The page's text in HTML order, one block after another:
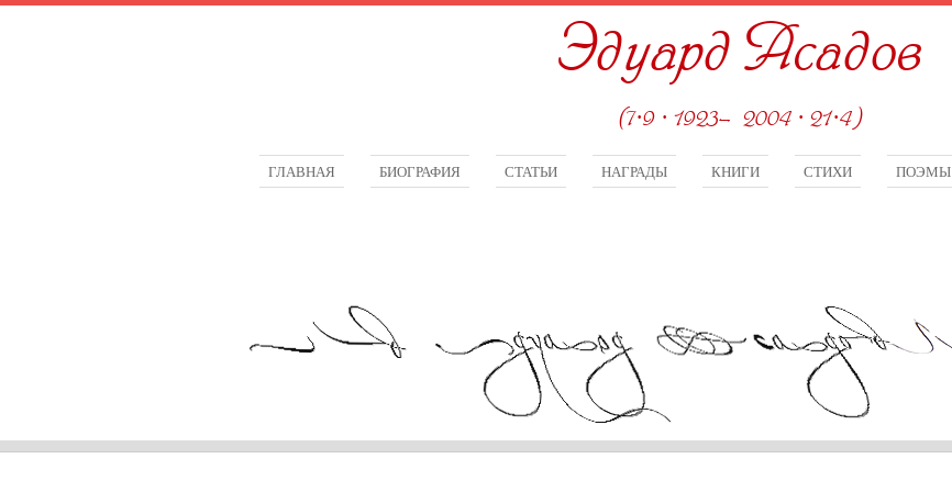
Эдуард Асадов
(7·9 · 1923—2004 · 21·4)
ГЛАВНАЯ БИОГРАФИЯ СТАТЬИ НАГРАДЫ КНИГИ СТИХИ ПОЭМЫ